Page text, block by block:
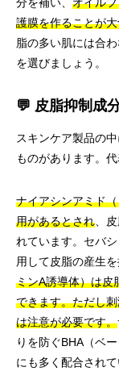
護膜を作ることが
脂の多い肌には合
を選びましょう。
💬 皮脂抑制成
スキンケア製品の
ものがあります。
ナイアシンアミド
用があるとされ 、
れています。セバ
用して皮脂の産生
ミンA誘導体）は皮
できます。ただし
は注意が必要です。
りを防ぐBHA（ベ
にも多く配合されて